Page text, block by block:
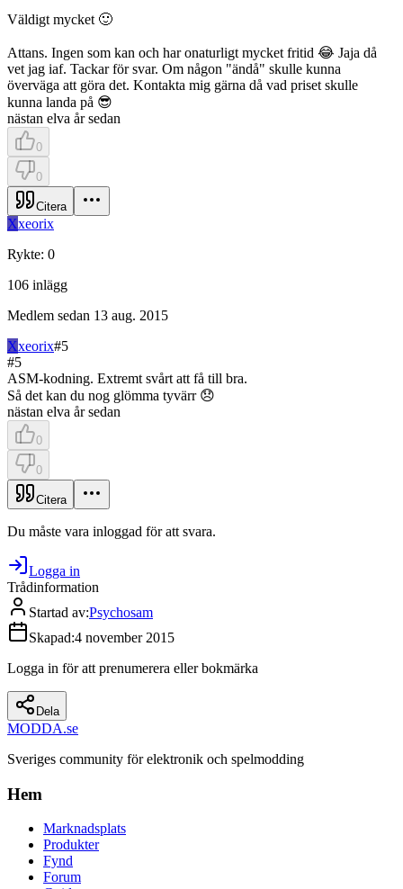
Väldigt mycket 🙂
Attans. Ingen som kan och har onaturligt mycket fritid 😂 Jaja då
vet jag iaf. Tackar för svar. Om någon "ändå" skulle kunna
överväga att göra det. Kontakta mig gärna då vad priset skulle
kunna landa på 😎
nästan elva år sedan
0
0
Citera
Xxeorix
Rykte: 0
106 inlägg
Medlem sedan 13 aug. 2015
Xxeorix#5
#5
ASM-kodning. Extremt svårt att få till bra.
Så det kan du nog glömma tyvärr 😞
nästan elva år sedan
0
0
Citera
Du måste vara inloggad för att svara.
Logga in
Trådinformation
Startad av:Psychosam
Skapad:4 november 2015
Logga in för att prenumerera eller bokmärka
Dela
MODDA.se
Sveriges community för elektronik och spelmodding
Hem
Marknadsplats
Produkter
Fynd
Forum